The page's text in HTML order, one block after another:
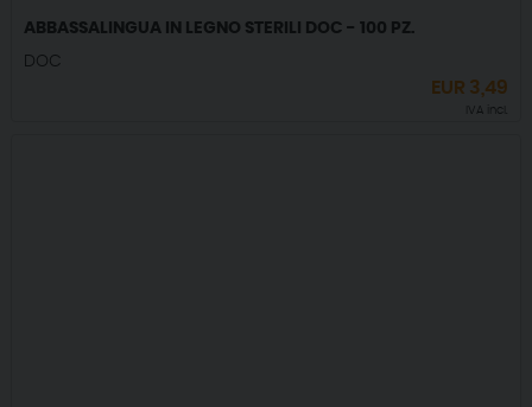
ABBASSALINGUA IN LEGNO STERILI DOC - 100 PZ.
DOC
EUR 3,49
IVA incl.